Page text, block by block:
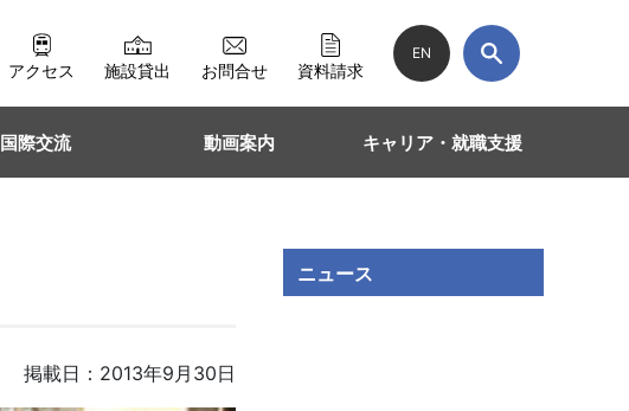
アクセス 施設貸出 お問合せ 資料請求
EN
国際交流 動画案内 キャリア・就職支援
掲載日：2013年9月30日
ニュース